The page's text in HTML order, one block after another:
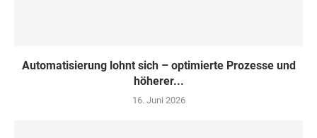
Automatisierung lohnt sich – optimierte Prozesse und
höherer...
16. Juni 2026